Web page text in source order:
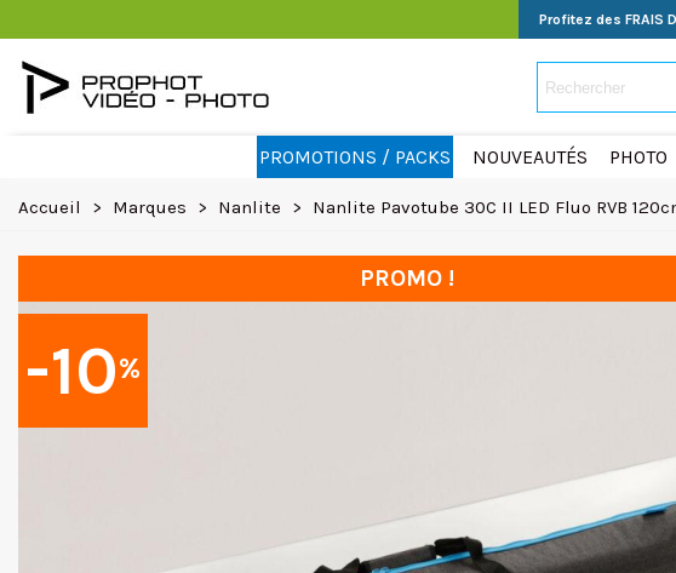
Profitez des FRAIS
PROMOTIONS / PACKS NOUVEAUTÉS PHOTO
Accueil > Marques > Nanlite > Nanlite Pavotube 30C II LED Fluo RVB
-10%
PROMO !